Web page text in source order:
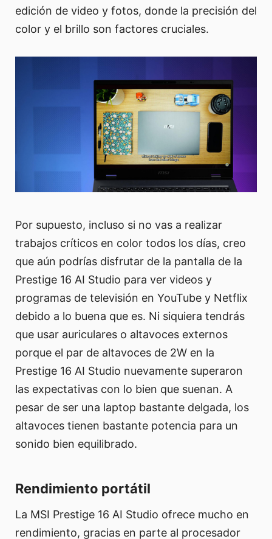
edición de video y fotos, donde la precisión del
color y el brillo son factores cruciales.
Por supuesto, incluso si no vas a realizar
trabajos críticos en color todos los días, creo
que aún podrías disfrutar de la pantalla de la
Prestige 16 AI Studio para ver videos y
programas de televisión en YouTube y Netflix
debido a lo buena que es. Ni siquiera tendrás
que usar auriculares o altavoces externos
porque el par de altavoces de 2W en la
Prestige 16 AI Studio nuevamente superaron
las expectativas con lo bien que suenan. A
pesar de ser una laptop bastante delgada, los
altavoces tienen bastante potencia para un
sonido bien equilibrado.
Rendimiento portátil
La MSI Prestige 16 AI Studio ofrece mucho en
rendimiento, gracias en parte al procesador